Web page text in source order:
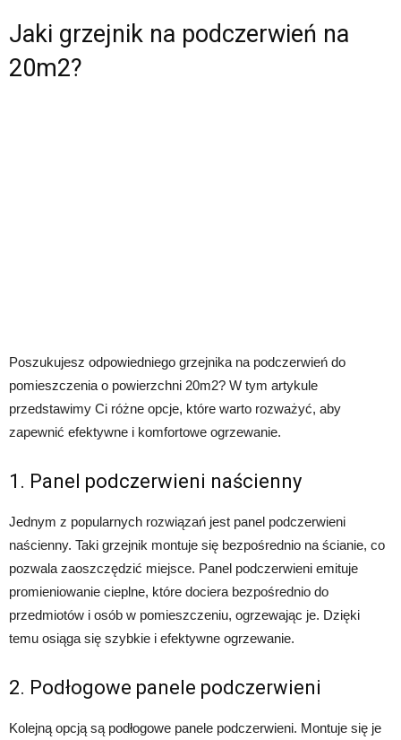
Jaki grzejnik na podczerwień na
20m2?
Poszukujesz odpowiedniego grzejnika na podczerwień do
pomieszczenia o powierzchni 20m2? W tym artykule
przedstawimy Ci różne opcje, które warto rozważyć, aby
zapewnić efektywne i komfortowe ogrzewanie.
1. Panel podczerwieni naścienny
Jednym z popularnych rozwiązań jest panel podczerwieni
naścienny. Taki grzejnik montuje się bezpośrednio na ścianie, co
pozwala zaoszczędzić miejsce. Panel podczerwieni emituje
promieniowanie cieplne, które dociera bezpośrednio do
przedmiotów i osób w pomieszczeniu, ogrzewając je. Dzięki
temu osiąga się szybkie i efektywne ogrzewanie.
2. Podłogowe panele podczerwieni
Kolejną opcją są podłogowe panele podczerwieni. Montuje się je